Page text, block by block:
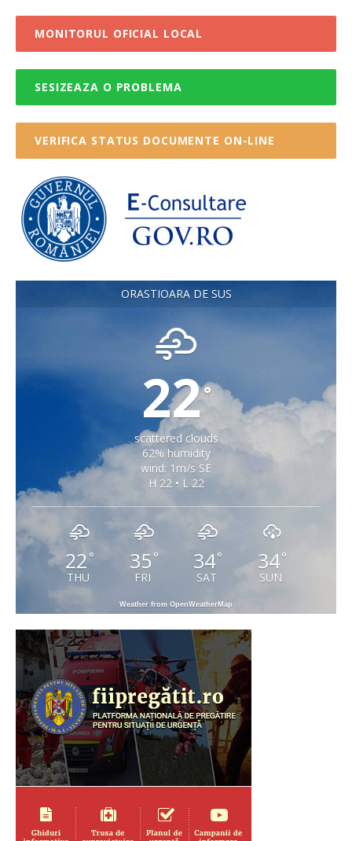
MONITORUL OFICIAL LOCAL
SESIZEAZA O PROBLEMA
VERIFICA STATUS DOCUMENTE ON-LINE
ORASTIOARA DE SUS
22°
scattered clouds
62% humidity
wind: 1m/s SE
H 22 • L 22
22°
THU
35 °
FRI
34°
SAT
34°
SUN
Weather from OpenWeatherMap